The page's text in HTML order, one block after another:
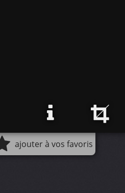
ajouter à vos favoris